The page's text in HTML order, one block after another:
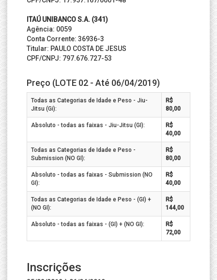
ITAÚ UNIBANCO S.A. (341)
Agência: 0059
Conta Corrente: 36936-3
Titular: PAULO COSTA DE JESUS
CPF/CNPJ: 797.676.727-53
Preço (LOTE 02 - Até 06/04/2019)
Todas as Categorias de Idade e Peso - Jiu-
Jitsu (Gi):
R$
80,00
Absoluto - todas as faixas - Jiu-Jitsu (GI):
R$
40,00
Todas as Categorias de Idade e Peso -
Submission (NO GI):
R$
80,00
Absoluto - todas as faixas - Submission (NO
GI):
R$
40,00
Todas as Categorias de Idade e Peso - (GI) +
(NO GI):
R$
144,00
Absoluto - todas as faixas - (GI) + (NO GI):
R$
72,00
Inscrições